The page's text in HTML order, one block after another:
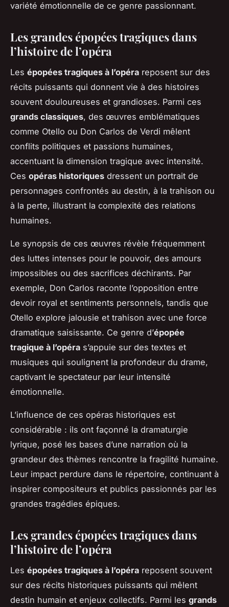
variété émotionnelle de ce genre passionnant.
Les grandes épopées tragiques dans
l’histoire de l’opéra
Les épopées tragiques à l’opéra reposent sur des
récits puissants qui donnent vie à des histoires
souvent douloureuses et grandioses. Parmi ces
grands classiques, des œuvres emblématiques
comme Otello ou Don Carlos de Verdi mêlent
conflits politiques et passions humaines,
accentuant la dimension tragique avec intensité.
Ces opéras historiques dressent un portrait de
personnages confrontés au destin, à la trahison ou
à la perte, illustrant la complexité des relations
humaines.
Le synopsis de ces œuvres révèle fréquemment
des luttes intenses pour le pouvoir, des amours
impossibles ou des sacrifices déchirants. Par
exemple, Don Carlos raconte l’opposition entre
devoir royal et sentiments personnels, tandis que
Otello explore jalousie et trahison avec une force
dramatique saisissante. Ce genre d’épopée
tragique à l’opéra s’appuie sur des textes et
musiques qui soulignent la profondeur du drame,
captivant le spectateur par leur intensité
émotionnelle.
L’influence de ces opéras historiques est
considérable : ils ont façonné la dramaturgie
lyrique, posé les bases d’une narration où la
grandeur des thèmes rencontre la fragilité humaine.
Leur impact perdure dans le répertoire, continuant à
inspirer compositeurs et publics passionnés par les
grandes tragédies épiques.
Les grandes épopées tragiques dans
l’histoire de l’opéra
Les épopées tragiques à l’opéra reposent souvent
sur des récits historiques puissants qui mêlent
destin humain et enjeux collectifs. Parmi les grands